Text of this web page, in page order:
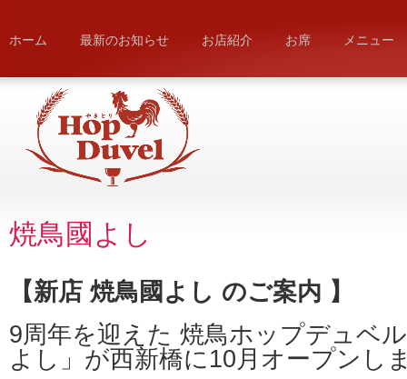
ホーム 最新のお知らせ お店紹介 お席 メニュー
焼鳥國よし
【新店 焼鳥國よし のご案内 】
9周年を迎えた 焼鳥ホップデュベ
よし」が西新橋に10月オープンし